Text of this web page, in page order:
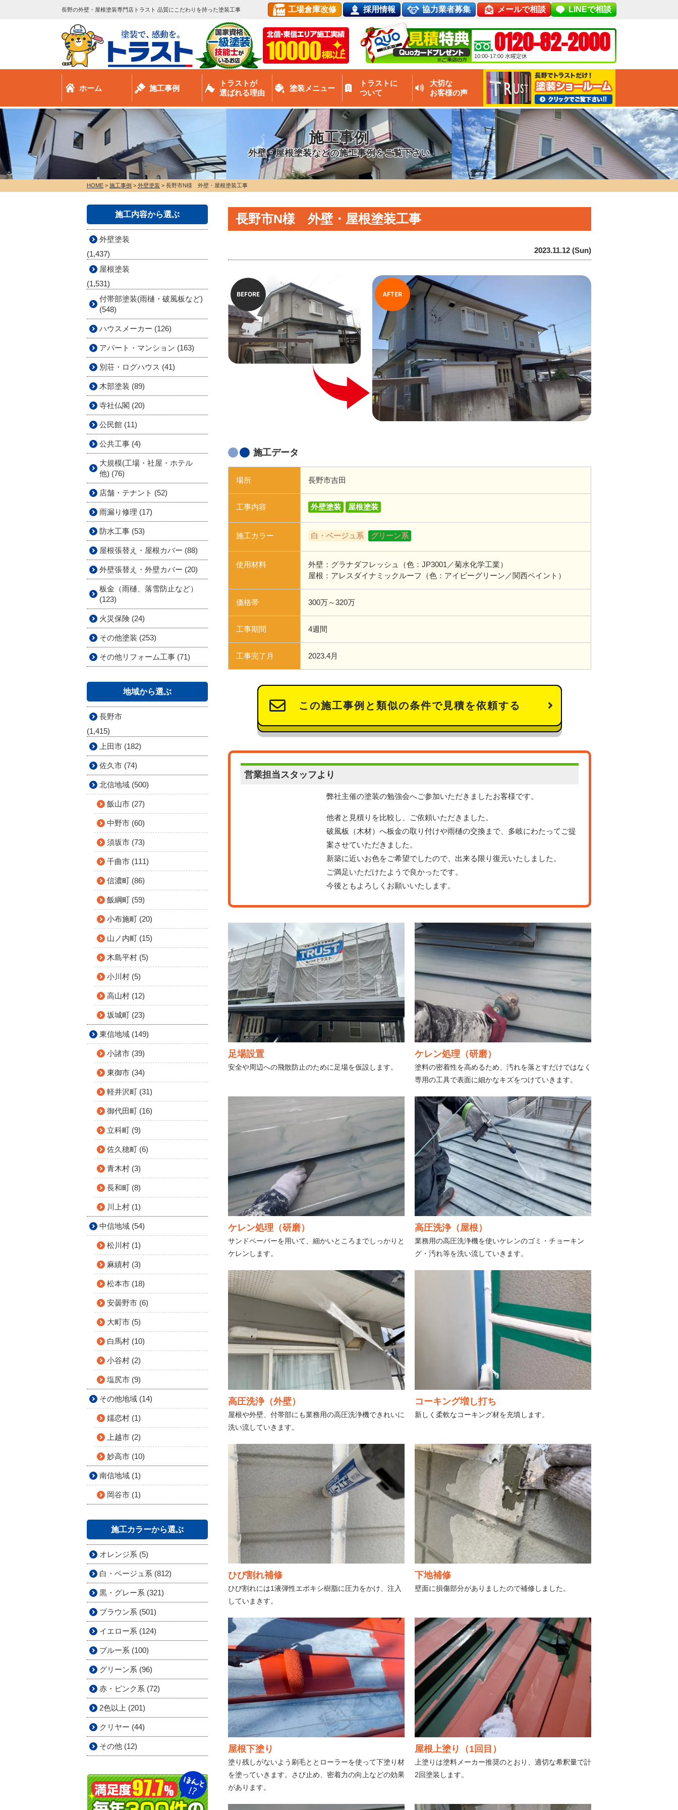
長野の外壁・屋根塗装専門店トラスト 品質にこだわりを持った塗装工事 工場倉庫改修 採用情報 協力業者募集 メールで相談 LINEで相談
0120-82-2000
10:00-17:00 水曜定休
ホーム 施工事例
トラストが
選ばれる理由
塗装メニュー
トラストに
ついて
大切な
お客様の声
施工事例
外壁・屋根塗装などの施工事例をご覧下さい
HOME > 施工事例 > 外壁塗装 > 長野市N様 外壁・屋根塗装工事
長野市N様 外壁・屋根塗装工事
2023.11.12 (Sun)
AFTER
BEFORE
施工データ
場所 長野市吉田
工事内容 外壁塗装 屋根塗装
施工カラー 白・ベージュ系 グリーン系
使用材料
外壁：グラナダフレッシュ（色：JP3001／菊水化学工業）
屋根：アレスダイナミックルーフ（色：アイビーグリーン／関西ペイント）
価格帯 300万～320万
工事期間 4週間
工事完了月 2023.4月
この施工事例と類似の条件で見積を依頼する
営業担当スタッフより
弊社主催の塗装の勉強会へご参加いただきましたお客様です。
他者と見積りを比較し、ご依頼いただきました。
破風板（木材）へ板金の取り付けや雨樋の交換まで、多岐にわたってご提
案させていただきました。
新築に近いお色をご希望でしたので、出来る限り復元いたしました。
ご満足いただけたようで良かったです。
今後ともよろしくお願いいたします。
足場設置
安全や周辺への飛散防止のために足場を仮設します。
ケレン処理（研磨）
塗料の密着性を高めるため、汚れを落とすだけではなく
専用の工具で表面に細かなキズをつけていきます。
ケレン処理（研磨）
サンドペーパーを用いて、細かいところまでしっかりと
ケレンします。
高圧洗浄（屋根）
業務用の高圧洗浄機を使いケレンのゴミ・チョーキン
グ・汚れ等を洗い流していきます。
高圧洗浄（外壁）
屋根や外壁、付帯部にも業務用の高圧洗浄機できれいに
洗い流していきます。
コーキング増し打ち
新しく柔軟なコーキング材を充填します。
ひび割れ補修
ひび割れには1液弾性エポキシ樹脂に圧力をかけ、注入
していまきす。
下地補修
壁面に損傷部分がありましたので補修しました。
屋根下塗り
塗り残しがないよう刷毛ととローラーを使って下塗り材
を塗っていきます。さび止め、密着力の向上などの効果
があります。
屋根上塗り（1回目）
上塗りは塗料メーカー推奨のとおり、適切な希釈量で計
2回塗装します。
施工内容から選ぶ
外壁塗装
(1,437)
屋根塗装
(1,531)
付帯部塗装(雨樋・破風板など)
(548)
ハウスメーカー (126)
アパート・マンション (163)
別荘・ログハウス (41)
木部塗装 (89)
寺社仏閣 (20)
公民館 (11)
公共工事 (4)
大規模(工場・社屋・ホテル
他) (76)
店舗・テナント (52)
雨漏り修理 (17)
防水工事 (53)
屋根張替え・屋根カバー (88)
外壁張替え・外壁カバー (20)
板金（雨樋、落雪防止など）
(123)
火災保険 (24)
その他塗装 (253)
その他リフォーム工事 (71)
地域から選ぶ
長野市
(1,415)
上田市 (182)
佐久市 (74)
北信地域 (500)
飯山市 (27)
中野市 (60)
須坂市 (73)
千曲市 (111)
信濃町 (86)
飯綱町 (59)
小布施町 (20)
山ノ内町 (15)
木島平村 (5)
小川村 (5)
高山村 (12)
坂城町 (23)
東信地域 (149)
小諸市 (39)
東御市 (34)
軽井沢町 (31)
御代田町 (16)
立科町 (9)
佐久穂町 (6)
青木村 (3)
長和町 (8)
川上村 (1)
中信地域 (54)
松川村 (1)
麻績村 (3)
松本市 (18)
安曇野市 (6)
大町市 (5)
白馬村 (10)
小谷村 (2)
塩尻市 (9)
その他地域 (14)
嬬恋村 (1)
上越市 (2)
妙高市 (10)
南信地域 (1)
岡谷市 (1)
施工カラーから選ぶ
オレンジ系 (5)
白・ベージュ系 (812)
黒・グレー系 (321)
ブラウン系 (501)
イエロー系 (124)
ブルー系 (100)
グリーン系 (96)
赤・ピンク系 (72)
2色以上 (201)
クリヤー (44)
その他 (12)